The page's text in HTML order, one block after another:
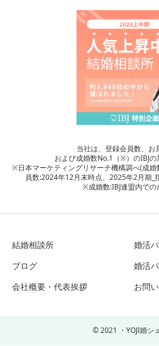
当社は、登録会員数、お
および成婚数No.1（※）のIBJの
※日本マーケティングリサーチ機構調べ(成
員数:2024年12月末時点、2025年2月期_
※成婚数:IBJ連盟内での
結婚相談所
婚活
ブログ
婚活
会社概要・代表挨拶
お問
© 2021 ・YOJI婚シ